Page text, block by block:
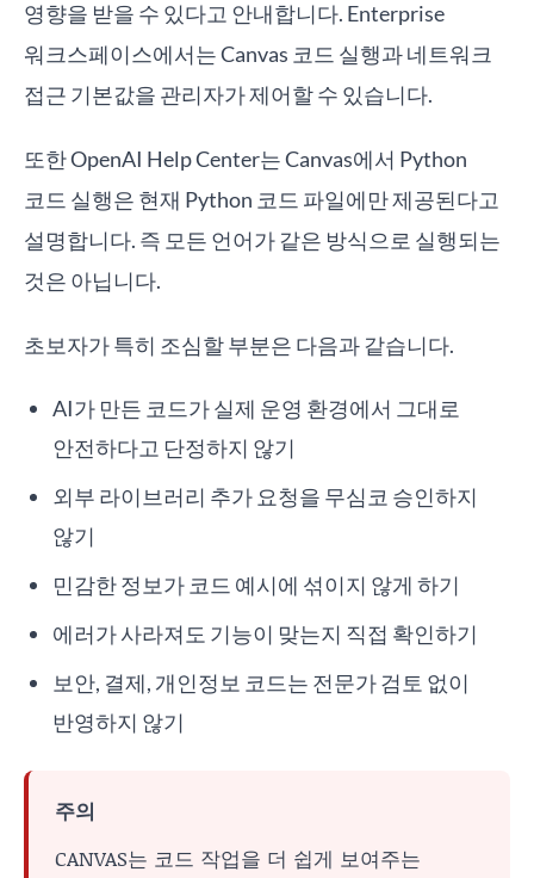
영향을 받을 수 있다고 안내합니다. Enterprise
워크스페이스에서는 Canvas 코드 실행과 네트워크
접근 기본값을 관리자가 제어할 수 있습니다.
또한 OpenAI Help Center는 Canvas에서 Python
코드 실행은 현재 Python 코드 파일에만 제공된다고
설명합니다. 즉 모든 언어가 같은 방식으로 실행되는
것은 아닙니다.
초보자가 특히 조심할 부분은 다음과 같습니다.
AI가 만든 코드가 실제 운영 환경에서 그대로
안전하다고 단정하지 않기
외부 라이브러리 추가 요청을 무심코 승인하지
않기
민감한 정보가 코드 예시에 섞이지 않게 하기
에러가 사라져도 기능이 맞는지 직접 확인하기
보안, 결제, 개인정보 코드는 전문가 검토 없이
반영하지 않기
주의
CANVAS는 코드 작업을 더 쉽게 보여주는